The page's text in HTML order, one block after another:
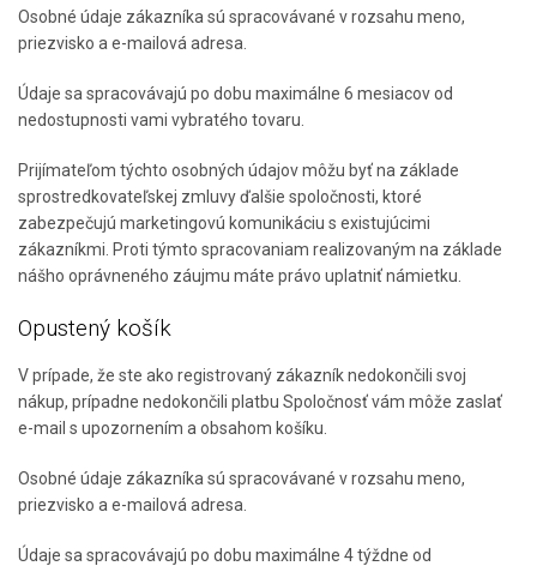
Osobné údaje zákazníka sú spracovávané v rozsahu meno,
priezvisko a e-mailová adresa.
Údaje sa spracovávajú po dobu maximálne 6 mesiacov od
nedostupnosti vami vybratého tovaru.
Prijímateľom týchto osobných údajov môžu byť na základe
sprostredkovateľskej zmluvy ďalšie spoločnosti, ktoré
zabezpečujú marketingovú komunikáciu s existujúcimi
zákazníkmi. Proti týmto spracovaniam realizovaným na základe
nášho oprávneného záujmu máte právo uplatniť námietku.
Opustený košík
V prípade, že ste ako registrovaný zákazník nedokončili svoj
nákup, prípadne nedokončili platbu Spoločnosť vám môže zaslať
e-mail s upozornením a obsahom košíku.
Osobné údaje zákazníka sú spracovávané v rozsahu meno,
priezvisko a e-mailová adresa.
Údaje sa spracovávajú po dobu maximálne 4 týždne od